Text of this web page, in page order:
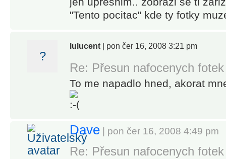
"Tento pocitac" kde ty fotky
?
lulucent | pon čer 16, 2008 3:21 pm
Re: Přesun nafocenych
To me napadlo hned, akorat
Dave | pon čer 16, 2008 4:49 pm
Re: Přesun nafocenych